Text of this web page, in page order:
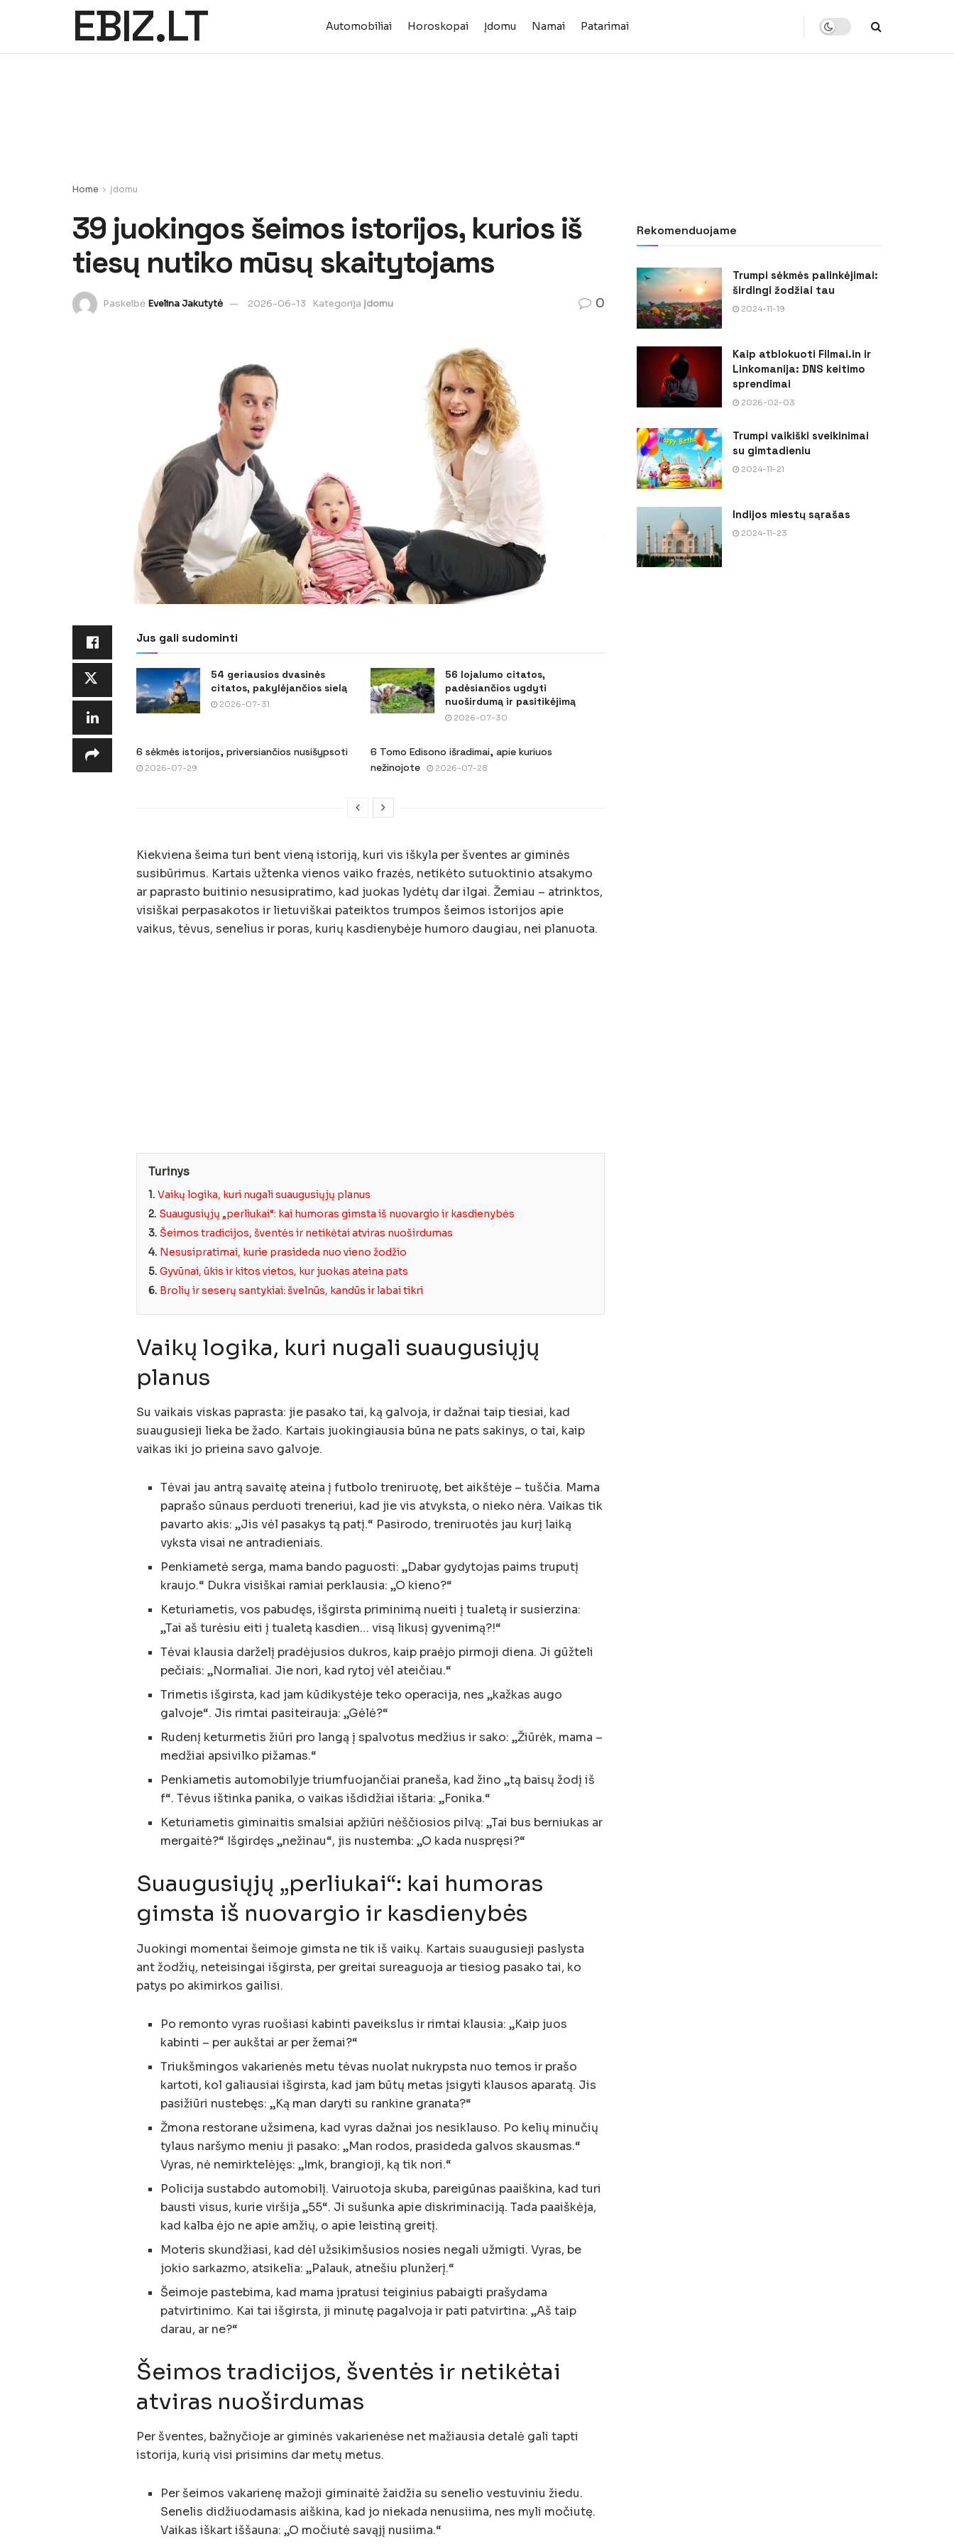
EBIZ.LT Automobiliai Horoskopai Įdomu Namai Patarimai
Home Įdomu
39 juokingos šeimos istorijos, kurios iš
tiesų nutiko mūsų skaitytojams
Paskelbė Evelina Jakutytė 2026-06-13 Kategorija Įdomu 0
Jus gali sudominti
54 geriausios dvasinės
citatos, pakylėjančios sielą
2026-07-31
56 lojalumo citatos,
padėsiančios ugdyti
nuoširdumą ir pasitikėjimą
2026-07-30
6 sėkmės istorijos, priversiančios nusišypsoti
2026-07-29
6 Tomo Edisono išradimai, apie kuriuos
nežinojote
2026-07-28
Kiekviena šeima turi bent vieną istoriją, kuri vis iškyla per šventes ar giminės
susibūrimus. Kartais užtenka vienos vaiko frazės, netikėto sutuoktinio atsakymo
ar paprasto buitinio nesusipratimo, kad juokas lydėtų dar ilgai. Žemiau – atrinktos,
visiškai perpasakotos ir lietuviškai pateiktos trumpos šeimos istorijos apie
vaikus, tėvus, senelius ir poras, kurių kasdienybėje humoro daugiau, nei planuota.
Turinys
1. Vaikų logika, kuri nugali suaugusiųjų planus
2. Suaugusiųjų „perliukai“: kai humoras gimsta iš nuovargio ir kasdienybės
3. Šeimos tradicijos, šventės ir netikėtai atviras nuoširdumas
4. Nesusipratimai, kurie prasideda nuo vieno žodžio
5. Gyvūnai, ūkis ir kitos vietos, kur juokas ateina pats
6. Brolių ir seserų santykiai: švelnūs, kandūs ir labai tikri
Vaikų logika, kuri nugali suaugusiųjų
planus
Su vaikais viskas paprasta: jie pasako tai, ką galvoja, ir dažnai taip tiesiai, kad
suaugusieji lieka be žado. Kartais juokingiausia būna ne pats sakinys, o tai, kaip
vaikas iki jo prieina savo galvoje.
Tėvai jau antrą savaitę ateina į futbolo treniruotę, bet aikštėje – tuščia. Mama
paprašo sūnaus perduoti treneriui, kad jie vis atvyksta, o nieko nėra. Vaikas tik
pavarto akis: „Jis vėl pasakys tą patį.“ Pasirodo, treniruotės jau kurį laiką
vyksta visai ne antradieniais.
Penkiametė serga, mama bando paguosti: „Dabar gydytojas paims truputį
kraujo.“ Dukra visiškai ramiai perklausia: „O kieno?“
Keturiametis, vos pabudęs, išgirsta priminimą nueiti į tualetą ir susierzina:
„Tai aš turėsiu eiti į tualetą kasdien… visą likusį gyvenimą?!“
Tėvai klausia darželį pradėjusios dukros, kaip praėjo pirmoji diena. Ji gūžteli
pečiais: „Normaliai. Jie nori, kad rytoj vėl ateičiau.“
Trimetis išgirsta, kad jam kūdikystėje teko operacija, nes „kažkas augo
galvoje“. Jis rimtai pasiteirauja: „Gėlė?“
Rudenį keturmetis žiūri pro langą į spalvotus medžius ir sako: „Žiūrėk, mama –
medžiai apsivilko pižamas.“
Penkiametis automobilyje triumfuojančiai praneša, kad žino „tą baisų žodį iš
f“. Tėvus ištinka panika, o vaikas išdidžiai ištaria: „Fonika.“
Keturiametis giminaitis smalsiai apžiūri nėščiosios pilvą: „Tai bus berniukas ar
mergaitė?“ Išgirdęs „nežinau“, jis nustemba: „O kada nuspręsi?“
Suaugusiųjų „perliukai“: kai humoras
gimsta iš nuovargio ir kasdienybės
Juokingi momentai šeimoje gimsta ne tik iš vaikų. Kartais suaugusieji paslysta
ant žodžių, neteisingai išgirsta, per greitai sureaguoja ar tiesiog pasako tai, ko
patys po akimirkos gailisi.
Po remonto vyras ruošiasi kabinti paveikslus ir rimtai klausia: „Kaip juos
kabinti – per aukštai ar per žemai?“
Triukšmingos vakarienės metu tėvas nuolat nukrypsta nuo temos ir prašo
kartoti, kol galiausiai išgirsta, kad jam būtų metas įsigyti klausos aparatą. Jis
pasižiūri nustebęs: „Ką man daryti su rankine granata?“
Žmona restorane užsimena, kad vyras dažnai jos nesiklauso. Po kelių minučių
tylaus naršymo meniu ji pasako: „Man rodos, prasideda galvos skausmas.“
Vyras, nė nemirktelėjęs: „Imk, brangioji, ką tik nori.“
Policija sustabdo automobilį. Vairuotoja skuba, pareigūnas paaiškina, kad turi
bausti visus, kurie viršija „55“. Ji sušunka apie diskriminaciją. Tada paaiškėja,
kad kalba ėjo ne apie amžių, o apie leistiną greitį.
Moteris skundžiasi, kad dėl užsikimšusios nosies negali užmigti. Vyras, be
jokio sarkazmo, atsikelia: „Palauk, atnešiu plunžerį.“
Šeimoje pastebima, kad mama įpratusi teiginius pabaigti prašydama
patvirtinimo. Kai tai išgirsta, ji minutę pagalvoja ir pati patvirtina: „Aš taip
darau, ar ne?“
Šeimos tradicijos, šventės ir netikėtai
atviras nuoširdumas
Per šventes, bažnyčioje ar giminės vakarienėse net mažiausia detalė gali tapti
istorija, kurią visi prisimins dar metų metus.
Per šeimos vakarienę mažoji giminaitė žaidžia su senelio vestuviniu žiedu.
Senelis didžiuodamasis aiškina, kad jo niekada nenusiima, nes myli močiutę.
Vaikas iškart iššauna: „O močiutė savąjį nusiima.“
Rekomenduojame
Trumpi sėkmės palinkėjimai:
širdingi žodžiai tau
2024-11-19
Kaip atblokuoti Filmai.in ir
Linkomanija: DNS keitimo
sprendimai
2026-02-03
Trumpi vaikiški sveikinimai
su gimtadieniu
2024-11-21
Indijos miestų sąrašas
2024-11-23